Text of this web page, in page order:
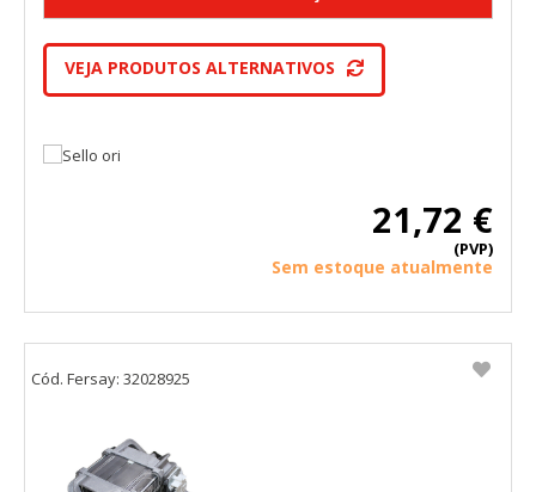
VEJA PRODUTOS ALTERNATIVOS
21,72 €
(PVP)
Sem estoque atualmente
Cód. Fersay: 32028925